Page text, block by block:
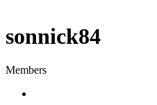
sonnick84
Members